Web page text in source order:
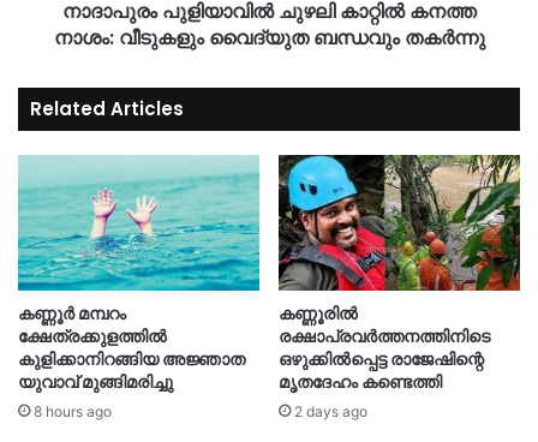
നാദാപുരം പുളിയാവിൽ ചുഴലി കാറ്റിൽ കനത്ത
നാശം: വീടുകളും വൈദ്യുത ബന്ധവും തകർന്നു
Related Articles
കണ്ണൂർ മമ്പറം
ക്ഷേത്രക്കുളത്തിൽ
കുളിക്കാനിറങ്ങിയ അജ്ഞാത
യുവാവ് മുങ്ങിമരിച്ചു
8 hours ago
കണ്ണൂരിൽ
രക്ഷാപ്രവർത്തനത്തിനിടെ
ഒഴുക്കിൽപ്പെട്ട രാജേഷിന്റെ
മൃതദേഹം കണ്ടെത്തി
2 days ago